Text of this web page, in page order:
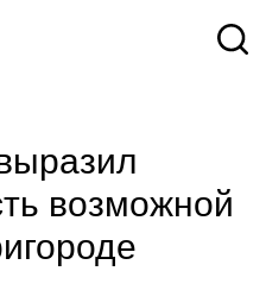
возможной